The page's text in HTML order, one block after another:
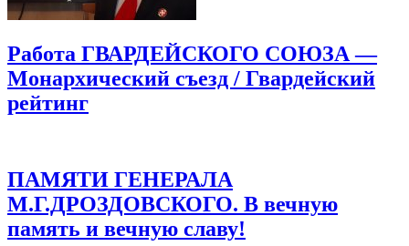
Работа ГВАРДЕЙСКОГО СОЮЗА —
Монархический съезд / Гвардейский
рейтинг
ПАМЯТИ ГЕНЕРАЛА
М.Г.ДРОЗДОВСКОГО. В вечную
память и вечную славу!